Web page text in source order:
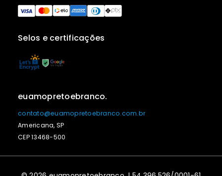
Selos e certificações
euamopretoebranco.
contato@euamopretoebranco.com.br
Americana, SP
CEP 13468-500